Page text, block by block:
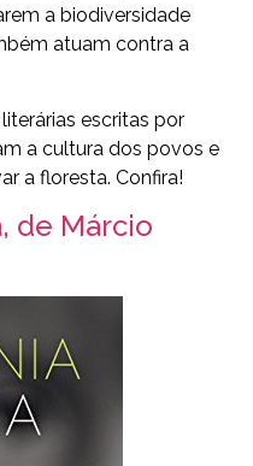
a biodiversidade
atuam contra a
escritas por
a cultura dos povos e
a floresta. Confira!
de Márcio